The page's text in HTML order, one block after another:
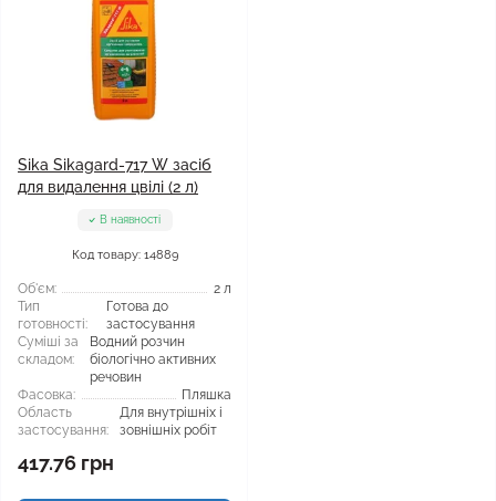
Sika Sikagard-717 W засіб
для видалення цвілі (2 л)
В наявності
Код товару: 14889
Об'єм:
2 л
Тип
готовності:
Готова до
застосування
Суміші за
складом:
Водний розчин
біологічно активних
речовин
Фасовка:
Пляшка
Область
застосування:
Для внутрішніх і
зовнішніх робіт
417.76 грн